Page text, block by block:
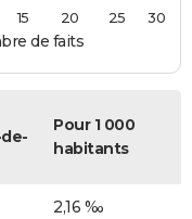
de faits
15 20 25 30
Pour 1 000
habitants
2,16 ‰